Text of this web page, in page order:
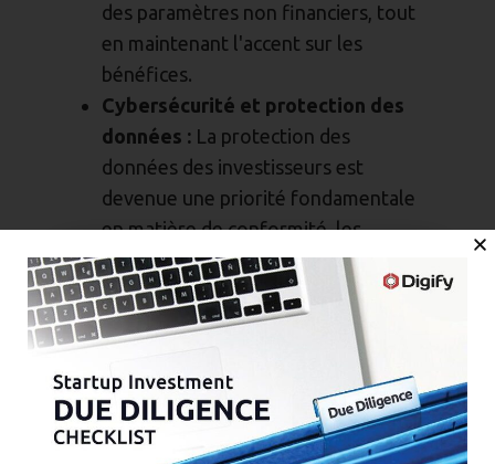
des paramètres non financiers, tout
en maintenant l'accent sur les
bénéfices.
Cybersécurité et protection des
données : La protection des
données des investisseurs est
devenue une priorité fondamentale
en matière de conformité, les
violations pouvant entraîner
d'importants préjudices financiers et
de réputation.
Lutte contre le blanchiment
d'argent (AML) et connaissance du
client (KYC) :Les fonds privés
doivent mettre en œuvre des